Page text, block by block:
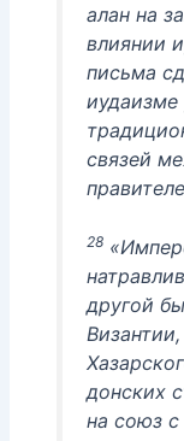
алан на
влиянии
письма
иудаизме
связей
28
другой
донских
на союз